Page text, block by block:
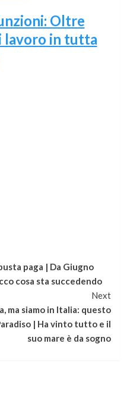
Oltre
lavoro in tutta
paga | Da Giugno
cosa sta succedendo
Next
ma siamo in Italia: questo
| Ha vinto tutto e il
suo mare è da sogno